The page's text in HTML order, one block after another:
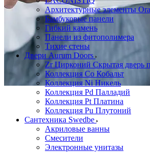
Архитектурные элементы
Бамбуковые панели
Гибкий камень
Панели из фитополимера
Тихие стены
Двери Aurum Doors
Zr Цирконий Скрытая дверь
Коллекция Co Кобальт
Коллекция Ni Никель
Коллекция Pd Палладий
Коллекция Pt Платина
Коллекция Pu Плутоний
Сантехника Swedbe
Акриловые ванны
Смесители
Электронные унитазы